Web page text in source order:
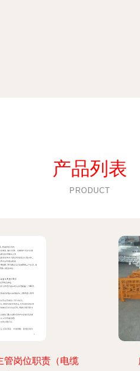
产品列表
PRODUCT
管岗位职责（电缆